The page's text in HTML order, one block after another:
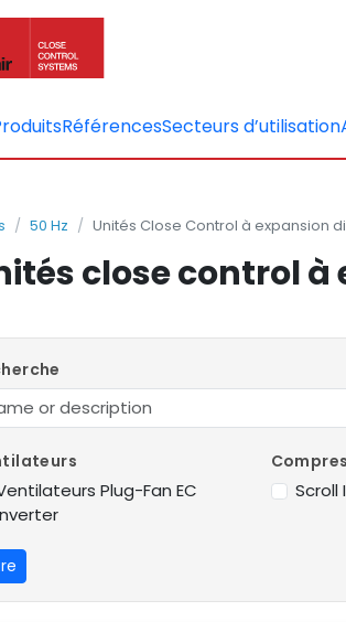
RéférencesSecteurs d’utilisation
50 Hz Unités Close Control à expansion
close control
Plug-Fan EC
Scroll